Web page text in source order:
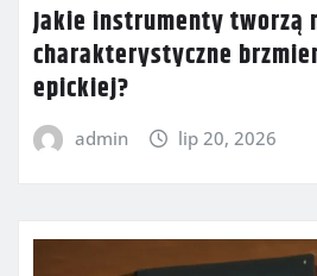
Jakie instrumenty tworzą
charakterystyczne
epickiej?
admin lip 20, 2026